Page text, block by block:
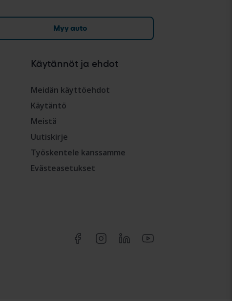
Myy auto
Käytännöt ja ehdot
Meidän käyttöehdot
Käytäntö
Meistä
Uutiskirje
Työskentele kanssamme
Evästeasetukset